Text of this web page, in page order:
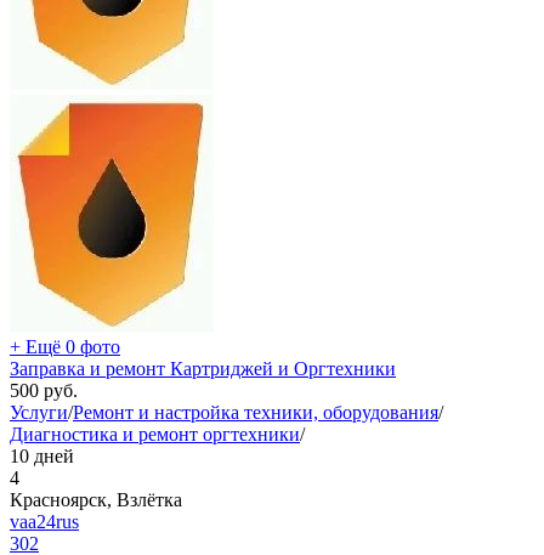
+ Ещё 0 фото
Заправка и ремонт Картриджей и Оргтехники
500 руб.
Услуги/Ремонт и настройка техники, оборудования/
Диагностика и ремонт оргтехники/
10 дней
4
Красноярск, Взлётка
vaa24rus
302